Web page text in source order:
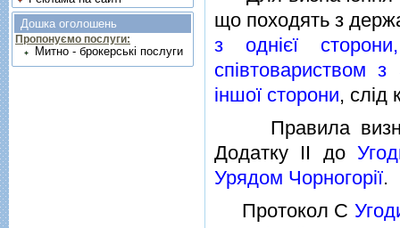
що походять з
з однiєї
спiвтовариством
iншої сторони, слiд
Правила
Додатку II до
Урядом Чорногорiї.
Протокол С
Дошка оголошень
Пропонуємо послуги:
Митно - брокерські послуги